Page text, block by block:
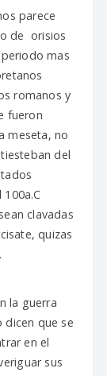
parece
de orisios
mas
romanos y
fueron
meseta, no
del
clavadas
quizas
la guerra
dicen que se
en el
sus